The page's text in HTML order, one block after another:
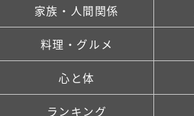
家族・人間関係
料理・グルメ
心と体
ランキング